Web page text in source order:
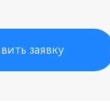
заявку